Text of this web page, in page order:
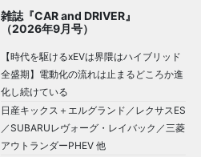
雑誌『CAR and DRIVER』
（2026年9月号）
【時代を駆けるxEVは界隈はハイブリッド
全盛期】電動化の流れは止まるどころか進
化し続けている
日産キックス＋エルグランド／レクサスES
／SUBARUレヴォーグ・レイバック／三菱
アウトランダーPHEV 他